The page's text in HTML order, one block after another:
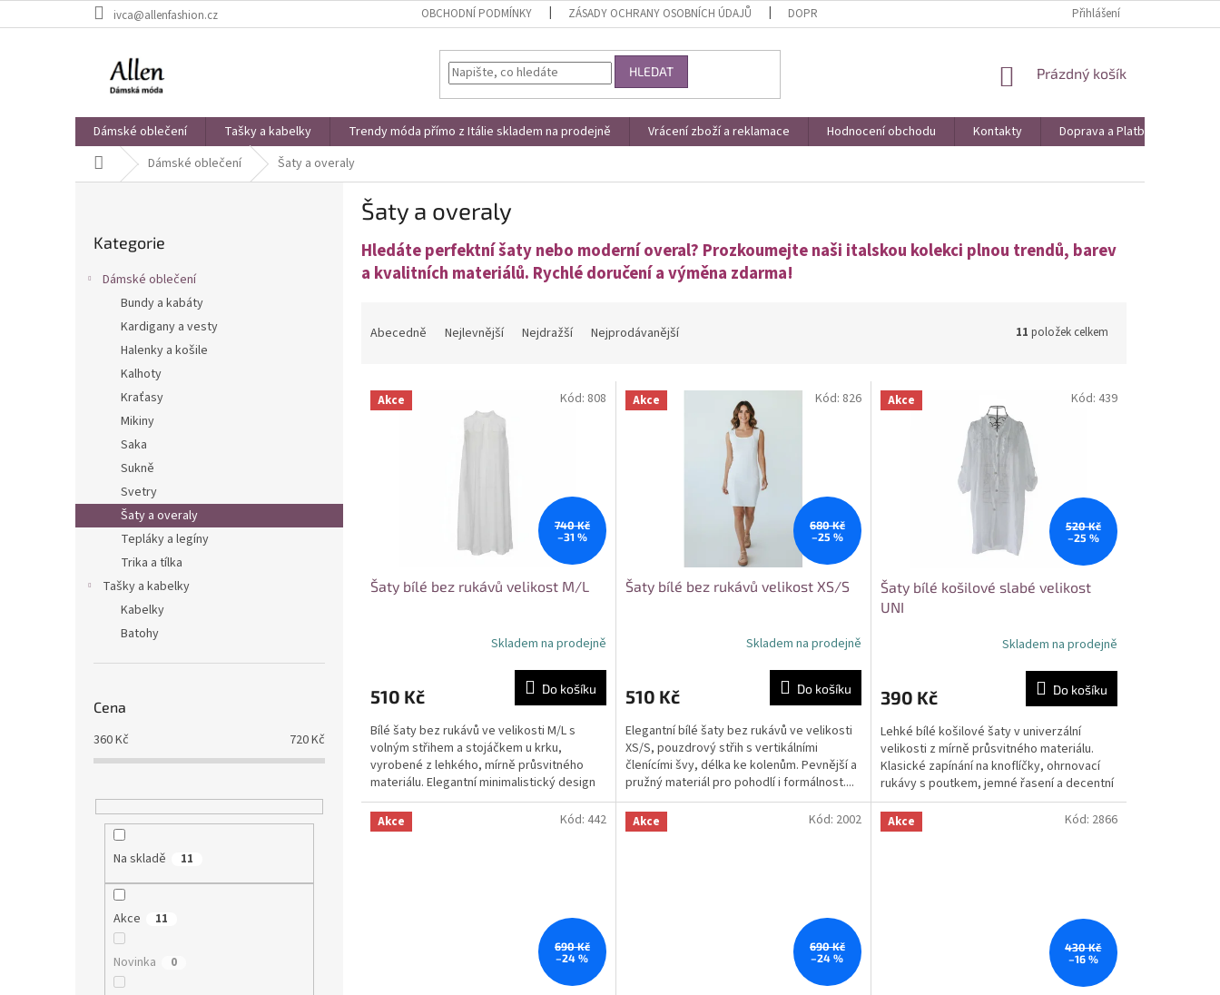
na
ivca@allenfashion.cz OBCHODNÍ PODMÍNKY ZÁSADY OCHRANY OSOBNÍCH ÚDAJŮ DOPRAVA A PLATBA VRÁCENÍ ZBOŽÍ A REKLAMACE KONTAKTY
Přihlášení
HLEDAT
NÁKUPNÍ
Prázdný košík
Dámské oblečení Tašky a kabelky Trendy móda přímo z Itálie skladem na prodejně Vrácení zboží a reklamace Hodnocení obchodu Kontakty Doprava a Platba
Domů Dámské oblečení Šaty a overaly
kategorie
Kategorie
Dámské oblečení
Bundy a kabáty
Kardigany a vesty
Halenky a košile
Kalhoty
Kraťasy
Mikiny
Saka
Sukně
Svetry
Šaty a overaly
Tepláky a legíny
Trika a tílka
Tašky a kabelky
Kabelky
Batohy
Cena
360Kč 720Kč
Na skladě 11
Akce 11
Novinka 0
Šaty a overaly
Hledáte perfektní šaty nebo moderní overal? Prozkoumejte naši italskou kolekci plnou trendů, barev
a kvalitních materiálů. Rychlé doručení a výměna zdarma!
n
Abecedně Nejlevnější Nejdražší Nejprodávanější 11 položek celkem
V Akce
740 Kč
–31 %
Šaty bílé bez rukávů velikost M/L
Skladem na prodejně
510 Kč Do košíku
Bílé šaty bez rukávů ve velikosti M/L s
volným střihem a stojáčkem u krku,
vyrobené z lehkého, mírně průsvitného
materiálu. Elegantní minimalistický design
vhodný pro různé...
Kód: 808 Akce
680 Kč
–25 %
Šaty bílé bez rukávů velikost XS/S
Skladem na prodejně
510 Kč Do košíku
Elegantní bílé šaty bez rukávů ve velikosti
XS/S, pouzdrový střih s vertikálními
členícími švy, délka ke kolenům. Pevnější a
pružný materiál pro pohodlí i formálnost....
Kód: 826 Akce
520 Kč
–25 %
Šaty bílé košilové slabé velikost
UNI
Skladem na prodejně
390 Kč Do košíku
Lehké bílé košilové šaty v univerzální
velikosti z mírně průsvitného materiálu.
Klasické zapínání na knoflíčky, ohrnovací
rukávy s poutkem, jemné řasení a decentní
výšivka u...
Kód: 439
Akce
690 Kč
–24 %
Kód: 442 Akce
690 Kč
–24 %
Kód: 2002 Akce
430 Kč
–16 %
Kód: 2866